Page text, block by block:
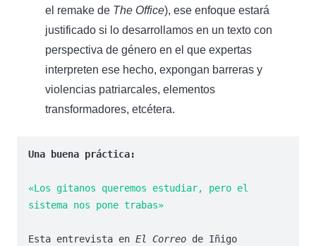
el remake de The Office), ese enfoque estará
justificado si lo desarrollamos en un texto con
perspectiva de género en el que expertas
interpreten ese hecho, expongan barreras y
violencias patriarcales, elementos
transformadores, etcétera.
Una buena práctica:
«Los gitanos queremos estudiar, pero el
sistema nos pone trabas»
Esta entrevista en El Correo de Iñigo